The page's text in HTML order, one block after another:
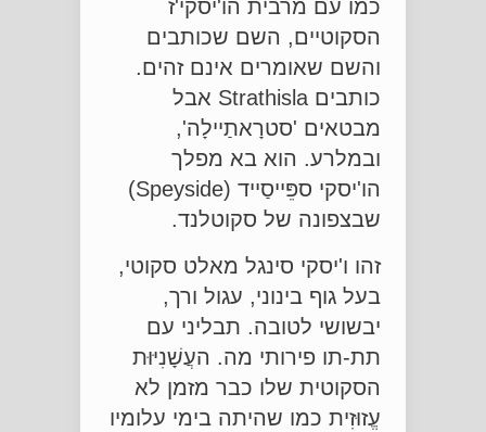
כמו עם מרבית הו'יסקי'ז
הסקוטיים, השם שכותבים
והשם שאומרים אינם זהים.
כותבים Strathisla אבל
מבטאים 'סטרָאתַיילָה',
ובמלרע. הוא בא מפלך
הו'יסקי ספֵּייסַייד (Speyside)
שבצפונה של סקוטלנד.
זהו ו'יסקי סינגל מאלט סקוטי,
בעל גוף בינוני, עגול ורך,
יבשושי לטובה. תבליני עם
תת-תו פירותי מה. העֲשָׁנִיּוּת
הסקוטית שלו כבר מזמן לא
עֱזוּזִית כמו שהיתה בימי עלומיו